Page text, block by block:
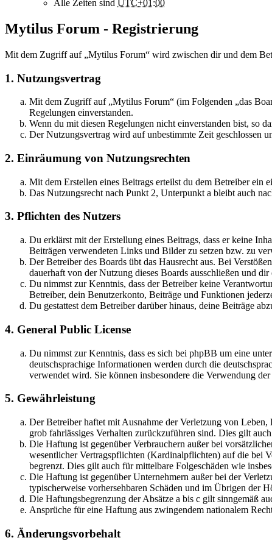
Alle Zeiten sind UTC+01:00
Mytilus Forum - Registrierung
Mit dem Zugriff auf „Mytilus Forum“ wird zwischen dir und dem
1. Nutzungsvertrag
Mit dem Zugriff auf „Mytilus Forum“ (im Folgenden „das
Regelungen einverstanden.
Wenn du mit diesen Regelungen nicht einverstanden bist, so
Der Nutzungsvertrag wird auf unbestimmte Zeit geschlossen
2. Einräumung von Nutzungsrechten
Mit dem Erstellen eines Beitrags erteilst du dem Betreiber ein
Das Nutzungsrecht nach Punkt 2, Unterpunkt a bleibt auch
3. Pflichten des Nutzers
Du erklärst mit der Erstellung eines Beitrags, dass er keine
Beiträgen verwendeten Links und Bilder zu setzen bzw. zu
Der Betreiber des Boards übt das Hausrecht aus. Bei
dauerhaft von der Nutzung dieses Boards ausschließen und
Du nimmst zur Kenntnis, dass der Betreiber keine
Betreiber, dein Benutzerkonto, Beiträge und Funktionen
Du gestattest dem Betreiber darüber hinaus, deine Beiträge
4. General Public License
Du nimmst zur Kenntnis, dass es sich bei phpBB um eine
deutschsprachige Informationen werden durch die
verwendet wird. Sie können insbesondere die Verwendung
5. Gewährleistung
Der Betreiber haftet mit Ausnahme der Verletzung von
grob fahrlässiges Verhalten zurückzuführen sind. Dies gilt
Die Haftung ist gegenüber Verbrauchern außer bei
wesentlicher Vertragspflichten (Kardinalpflichten) auf die bei
begrenzt. Dies gilt auch für mittelbare Folgeschäden wie
Die Haftung ist gegenüber Unternehmern außer bei der
typischerweise vorhersehbaren Schäden und im Übrigen der
Die Haftungsbegrenzung der Absätze a bis c gilt sinngemäß
Ansprüche für eine Haftung aus zwingendem nationalem
6. Änderungsvorbehalt